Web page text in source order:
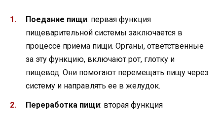
Поедание пищи: первая функция
пищеварительной системы заключается в
процессе приема пищи. Органы, ответственные
за эту функцию, включают рот, глотку и
пищевод. Они помогают перемещать пищу через
систему и направлять ее в желудок.
Переработка пищи: вторая функция